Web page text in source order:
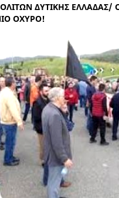
ΔΥΤΙΚΗΣ ΕΛΛΑΔΑΣ/
ΟΧΥΡΟ!